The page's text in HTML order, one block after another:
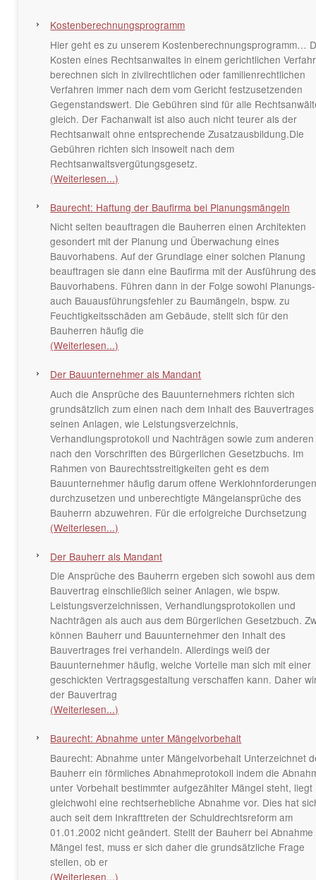
Kostenberechnungsprogramm
Hier geht es zu unserem Kostenberechnungsprogramm…
Kosten eines Rechtsanwaltes in einem gerichtlichen
berechnen sich in zivilrechtlichen oder familienrechtlichen
Verfahren immer nach dem vom Gericht festzusetzenden
Gegenstandswert. Die Gebühren sind für alle
gleich. Der Fachanwalt ist also auch nicht teurer als der
Rechtsanwalt ohne entsprechende Zusatzausbildung.Die
Gebühren richten sich insoweit nach dem
Rechtsanwaltsvergütungsgesetz.
(Weiterlesen...)
Baurecht: Haftung der Baufirma bei Planungsmängeln
Nicht selten beauftragen die Bauherren einen Architekten
gesondert mit der Planung und Überwachung eines
Bauvorhabens. Auf der Grundlage einer solchen Planung
beauftragen sie dann eine Baufirma mit der Ausführung des
Bauvorhabens. Führen dann in der Folge sowohl
auch Bauausführungsfehler zu Baumängeln, bspw. zu
Feuchtigkeitsschäden am Gebäude, stellt sich für den
Bauherren häufig die
(Weiterlesen...)
Der Bauunternehmer als Mandant
Auch die Ansprüche des Bauunternehmers richten sich
grundsätzlich zum einen nach dem Inhalt des
seinen Anlagen, wie Leistungsverzeichnis,
Verhandlungsprotokoll und Nachträgen sowie zum anderen
nach den Vorschriften des Bürgerlichen Gesetzbuchs. Im
Rahmen von Baurechtsstreitigkeiten geht es dem
Bauunternehmer häufig darum offene
durchzusetzen und unberechtigte Mängelansprüche des
Bauherrn abzuwehren. Für die erfolgreiche Durchsetzung
(Weiterlesen...)
Der Bauherr als Mandant
Die Ansprüche des Bauherrn ergeben sich sowohl aus dem
Bauvertrag einschließlich seiner Anlagen, wie bspw.
Leistungsverzeichnissen, Verhandlungsprotokollen und
Nachträgen als auch aus dem Bürgerlichen Gesetzbuch.
können Bauherr und Bauunternehmer den Inhalt des
Bauvertrages frei verhandeln. Allerdings weiß der
Bauunternehmer häufig, welche Vorteile man sich mit einer
geschickten Vertragsgestaltung verschaffen kann. Daher
der Bauvertrag
(Weiterlesen...)
Baurecht: Abnahme unter Mängelvorbehalt
Baurecht: Abnahme unter Mängelvorbehalt Unterzeichnet
Bauherr ein förmliches Abnahmeprotokoll indem die
unter Vorbehalt bestimmter aufgezählter Mängel steht, liegt
gleichwohl eine rechtserhebliche Abnahme vor. Dies hat
auch seit dem Inkrafttreten der Schuldrechtsreform am
01.01.2002 nicht geändert. Stellt der Bauherr bei Abnahme
Mängel fest, muss er sich daher die grundsätzliche Frage
stellen, ob er
(Weiterlesen...)